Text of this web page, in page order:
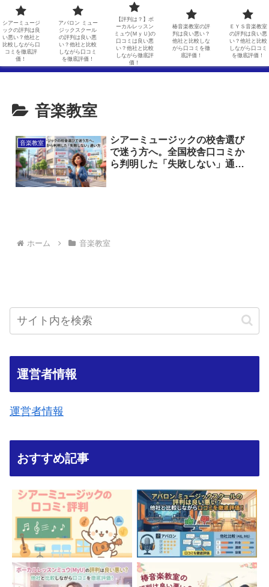
アバロン ミュージックスクールの評判は良い悪い？他社と比較しながら口コミを徹底評価！
【評判は？】ボーカルレッスンミュウ(ＭｙＵ)の口コミは良い悪い？他社と比較しながら徹底評価！ 椿音楽教室の評判は良い悪い？他社と比較しながら口コミを徹底評価！
ＥＹＳ音楽教室の評判は良い悪い？他社と比較しながら口コミを徹底評価！
音楽教室
音楽教室
シアーミュージックの校舎選び
で迷う方へ。全国校舎口コミか
ら判明した「失敗しない」通い
ホーム 音楽教室
運営者情報
運営者情報
おすすめ記事
シアーミュージ
ックの評判は良
い悪い？他社と
比較しながら口
コミを徹底評
価！
アバロン ミュー
ジックスクール
の評判は良い悪
い？他社と比較
しながら口コミ
を徹底評価！
【評判は？】ボ
ーカルレッスン
ミュウ(ＭｙＵ)の
口コミは良い悪
い？他社と比較
しながら徹底評
価！
椿音楽教室の評
判は良い悪い？
他社と比較しな
がら口コミを徹
底評価！
ＥＹＳ音楽教室
の評判は良い悪
い？他社と比較
しながら口コミ
を徹底評価！